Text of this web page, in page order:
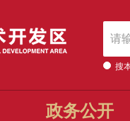
搜
政务公开